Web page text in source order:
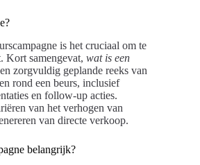
is het cruciaal om te
Kort samengevat, wat is een
zorgvuldig geplande reeks van
rond een beurs, inclusief
en follow-up acties.
van het verhogen van
van directe verkoop.
belangrijk?